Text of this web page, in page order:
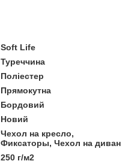
Soft Life
Туреччина
Поліестер
Прямокутна
Бордовий
Новий
Чехол на кресло,
Фиксаторы, Чехол на диван
250 г/м2